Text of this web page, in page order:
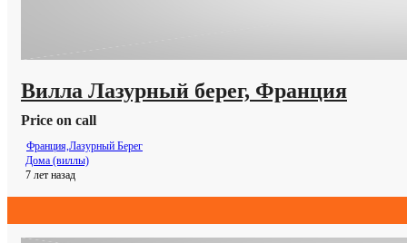
Вилла Лазурный берег, Франция
Price on call
Франция,Лазурный Берег
Дома (виллы)
7 лет назад